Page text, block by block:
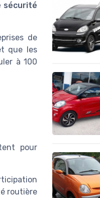
sécurité
de
que les
à 100
pour
routière